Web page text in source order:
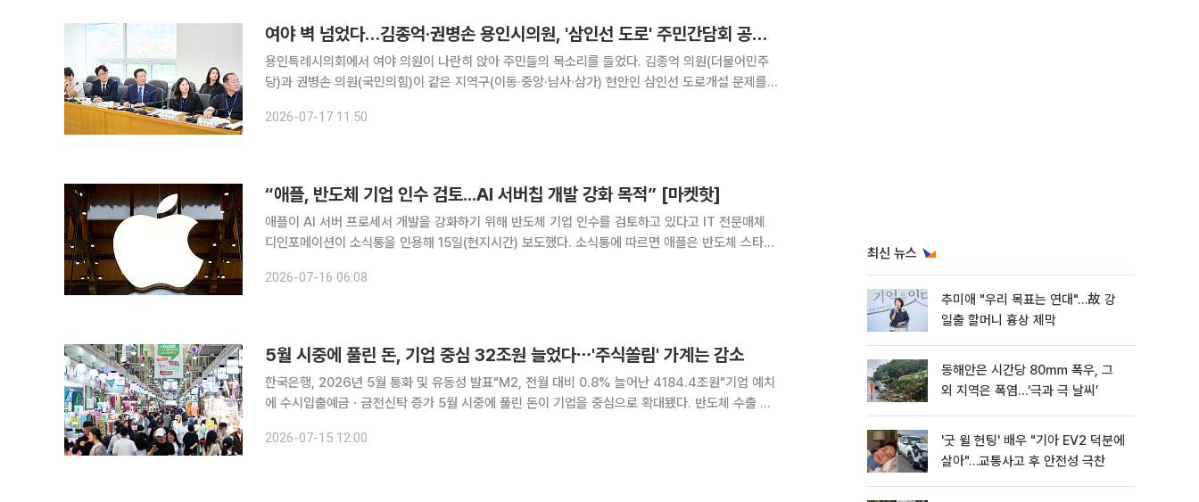
여야 벽 넘었다…김종억·권병손 용인시의원, '삼인선 도로' 주민간담회 공동 개최
용인특례시의회에서 여야 의원이 나란히 앉아 주민들의 목소리를 들었다. 김종억 의원(더불어민주
당)과 권병손 의원(국민의힘)이 같은 지역구(이동·중앙·남사·삼가) 현안인 삼인선 도로개설 문제를
불편 해소 앞에서는 여야가 따로 없다는 협치의 모범을 보여줬다는 평
2026-07-17 11:50
“애플, 반도체 기업 인수 검토...AI 서버칩 개발 강화 목적” [마켓핫]
애플이 AI 서버 프로세서 개발을 강화하기 위해 반도체 기업 인수를 검토하고 있다고 IT 전문매체
디인포메이션이 소식통을 인용해 15일(현지시간) 보도했다. 소식통에 따르면 애플은 반도체 스타트
하는 이유는 자체 설계한 M2 울트라칩으로 구동되는 사내 AI 서버
2026-07-16 06:08
5월 시중에 풀린 돈, 기업 중심 32조원 늘었다⋯'주식쏠림' 가계는 감소
한국은행, 2026년 5월 통화 및 유동성 발표"M2, 전월 대비 0.8% 늘어난 4184.4조원"기업 예치
에 수시입출예금ㆍ금전신탁 증가 5월 시중에 풀린 돈이 기업을 중심으로 확대됐다. 반도체 수출 호
가 커진 데 따른 것으로 분석된다. 반면 가계 유동성은 주
2026-07-15 12:00
최신 뉴스
추미애 "우리 목표는 연대"…故 강
일출 할머니 흉상 제막
동해안은 시간당 80㎜ 폭우, 그
외 지역은 폭염…‘극과 극 날씨’
'굿 윌 헌팅' 배우 "기아 EV2 덕분에
살아"…교통사고 후 안전성 극찬